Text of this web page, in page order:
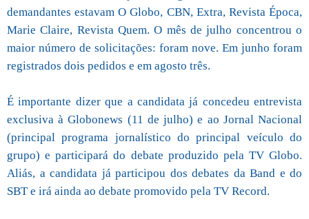
demandantes estavam O Globo, CBN, Extra, Revista Época,
Marie Claire, Revista Quem. O mês de julho concentrou o
maior número de solicitações: foram nove. Em junho foram
registrados dois pedidos e em agosto três.
É importante dizer que a candidata já concedeu entrevista
exclusiva à Globonews (11 de julho) e ao Jornal Nacional
(principal programa jornalístico do principal veículo do
grupo) e participará do debate produzido pela TV Globo.
Aliás, a candidata já participou dos debates da Band e do
SBT e irá ainda ao debate promovido pela TV Record.